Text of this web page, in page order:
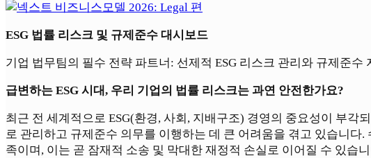
ESG 법률 리스크 및 규제준수 대시보드
기업 법무팀의 필수 전략 파트너: 선제적 ESG 리스크 관리와 규제준수
급변하는 ESG 시대, 우리 기업의 법률 리스크는 과연 안전한가요?
최근 전 세계적으로 ESG(환경, 사회, 지배구조) 경영의 중요성이 부
로 관리하고 규제준수 의무를 이행하는 데 큰 어려움을 겪고 있습니
족이며, 이는 곧 잠재적 소송 및 막대한 재정적 손실로 이어질 수 있습